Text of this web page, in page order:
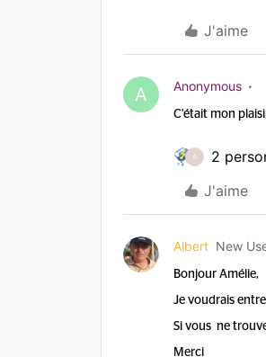
J'aime
A Anonymous
C'était mon
A
2
J'aime
Albert New
Bonjour Amélie,
Je voudrais
Si vous ne
Merci